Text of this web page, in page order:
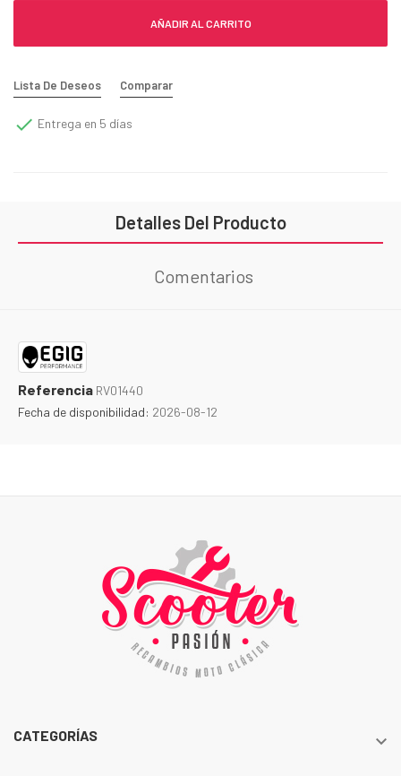
AÑADIR AL CARRITO
Lista De Deseos Comparar
 Entrega en 5 días
Detalles Del Producto
Comentarios
Referencia RV01440
Fecha de disponibilidad: 2026-08-12
CATEGORÍAS 